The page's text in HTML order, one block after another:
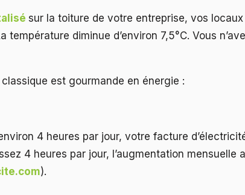
sur la toiture de votre entreprise, vos locaux
température diminue d’environ 7,5°C. Vous
est gourmande en énergie :
4 heures par jour, votre facture
4 heures par jour, l’augmentation mensuelle
).